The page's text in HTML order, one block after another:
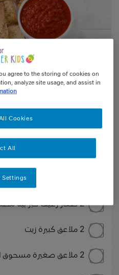
كيف يعمل
2 صغار رغيف خبز بيتا مصنوع من دقيق القمح الكامل
2 ملاعق كبيرة زيت
2 ملاعق صغيرة مسحوق الثوم
agree to the storing of cookies on
analyze site usage, and assist in
All
Cookies
Settings